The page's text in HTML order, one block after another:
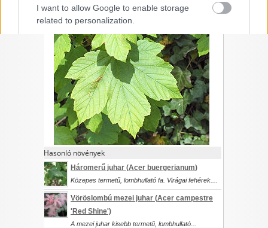
I want to allow Google to enable storage
related to personalization.
I want to allow Google to enable storage
related to security, including authentication
functionality and fraud prevention, and other
user protection.
CONFIRM
Data Deletion Data Access Privacy Policy
juharénak(Acer pseudoplatanus), külön neve van: jávor.
Bővebben:http://hu.wikipedia.org/wiki/Juhar
Hasonló növények
Háromerű juhar (Acer buergerianum)
Közepes termetű, lombhullató fa. Virágai fehérek....
Vöröslombú mezei juhar (Acer campestre
'Red Shine')
A mezei juhar kisebb termetű, lombhullató...